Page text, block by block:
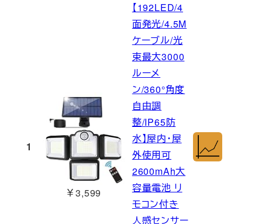
1
￥3,599
【192LED/4
面発光/4.5M
ケーブル/光
束最大3000
ルーメ
ン/360°角度
自由調
整/IP65防
水】屋内・屋
外使用可
2600mAh大
容量電池 リ
モコン付き
人感センサー